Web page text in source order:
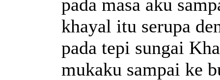
pada masa aku
khayal itu serupa
pada tepi sungai
mukaku sampai ke